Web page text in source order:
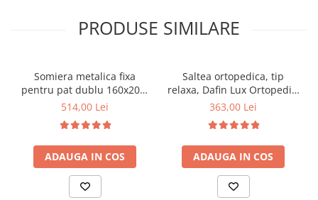
PRODUSE SIMILARE
Somiera metalica fixa
pentru pat dublu 160x200,
6 picioare, 32 lamele lemn
saltea ferm, negru
514,00 Lei
ADAUGA IN COS
Saltea ortopedica, tip
relaxa, Dafin Lux Ortopedic,
90x200x21cm, fermitate
tip Bonell, fata vara-iarna,
sistem de aerisire cu
butoni, Salt Confort
363,00 Lei
ADAUGA IN COS